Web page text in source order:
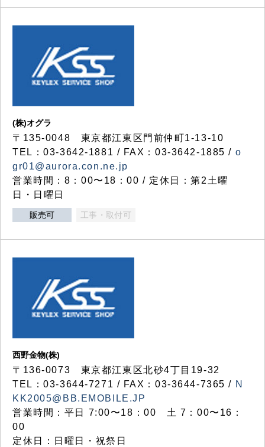
(株)オグラ
〒135-0048 東京都江東区門前仲町1-13-10
TEL：03-3642-1881 / FAX：03-3642-1885 / o
gr01@aurora.con.ne.jp
営業時間：8：00〜18：00 / 定休日：第2土曜
日・日曜日
販売可 工事・取付可
西野金物(株)
〒136-0073 東京都江東区北砂4丁目19-32
TEL：03‐3644‐7271 / FAX：03-3644-7365 / N
KK2005@BB.EMOBILE.JP
営業時間：平日 7:00〜18：00 土 7：00〜16：
00
定休日：日曜日・祝祭日